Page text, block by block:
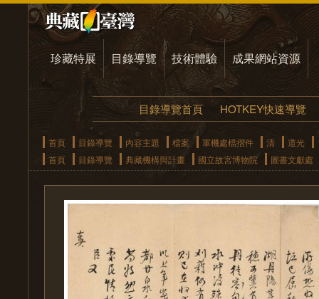
珍藏特展 目錄導覽 技術體驗 成果網站資源
目錄導覽首頁 HOTKEY快速導覽
首頁 目錄導覽 內容主題 檔案 軍機處檔摺件 清 道光
首頁
目錄導覽 典藏機構與計畫 國立故宮博物院 圖書文獻處